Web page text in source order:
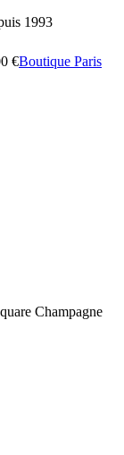
1993
€Boutique Paris
Champagne